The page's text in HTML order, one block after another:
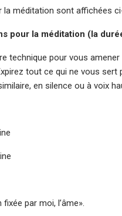
la méditation sont affichées
pour la méditation (la
technique pour vous
tout ce qui ne vous
en silence ou à voix
par moi, l’âme».